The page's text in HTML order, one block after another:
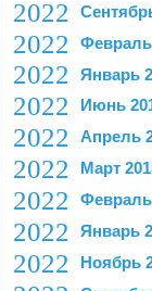
Февраль
Январь
Июнь
Апрель
Март
Февраль
Январь
Ноябрь